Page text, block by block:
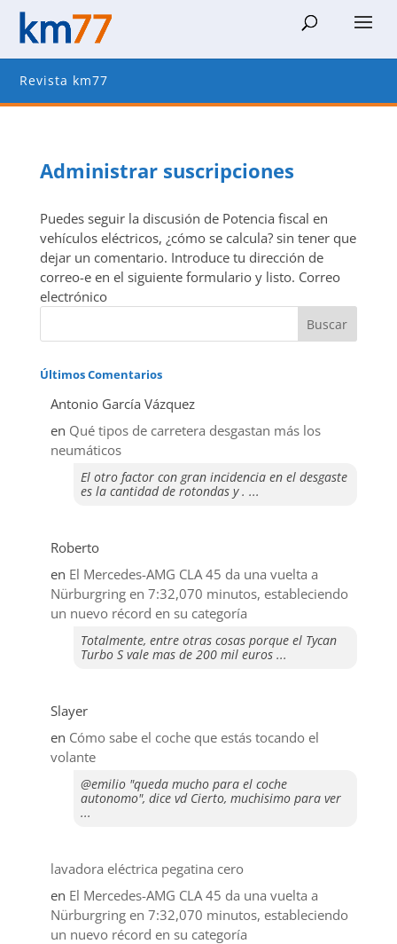
Revista km77
Administrar suscripciones
Puedes seguir la discusión de Potencia fiscal en
vehículos eléctricos, ¿cómo se calcula? sin tener que
dejar un comentario. Introduce tu dirección de
correo-e en el siguiente formulario y listo. Correo
electrónico
Últimos Comentarios
Antonio García Vázquez
en Qué tipos de carretera desgastan más los
neumáticos
El otro factor con gran incidencia en el desgaste
es la cantidad de rotondas y . ...
Roberto
en El Mercedes-AMG CLA 45 da una vuelta a
Nürburgring en 7:32,070 minutos, estableciendo
un nuevo récord en su categoría
Totalmente, entre otras cosas porque el Tycan
Turbo S vale mas de 200 mil euros ...
Slayer
en ​Cómo sabe el coche que estás tocando el
volante
@emilio "queda mucho para el coche
autonomo", dice vd Cierto, muchisimo para ver
...
lavadora eléctrica pegatina cero
en El Mercedes-AMG CLA 45 da una vuelta a
Nürburgring en 7:32,070 minutos, estableciendo
un nuevo récord en su categoría